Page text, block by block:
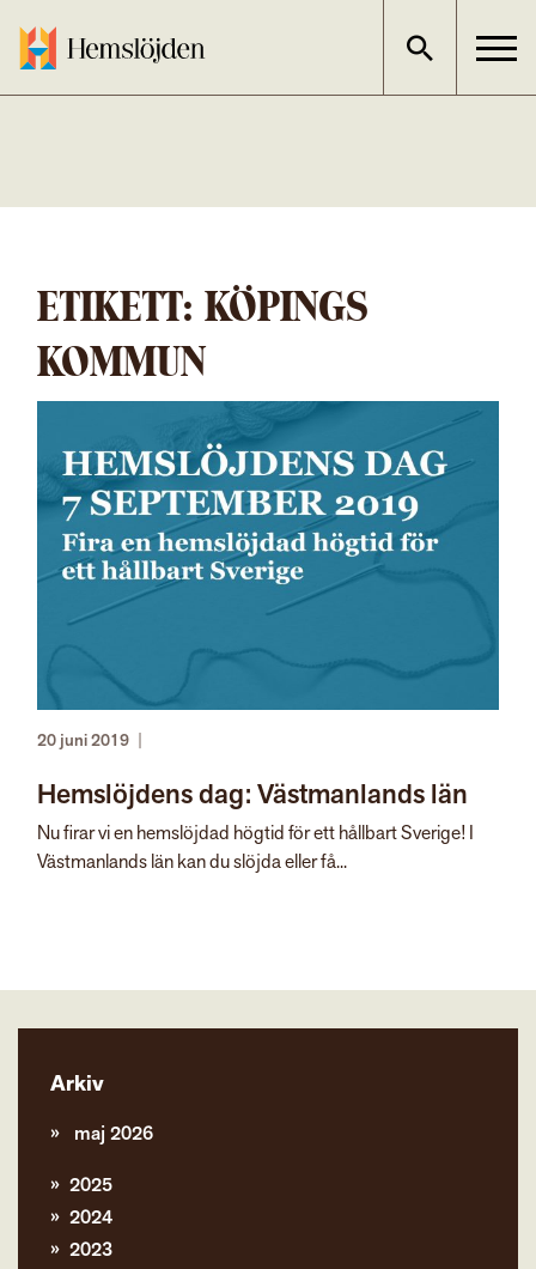
innehållet
ETIKETT: KÖPINGS
KOMMUN
20 juni 2019
Hemslöjdens dag: Västmanlands län
Nu firar vi en hemslöjdad högtid för ett hållbart Sverige! I
Västmanlands län kan du slöjda eller få...
Arkiv
maj 2026
2025
2024
2023